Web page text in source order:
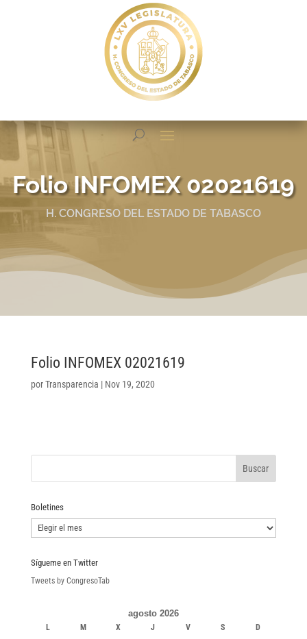
Folio INFOMEX 02021619
H. CONGRESO DEL ESTADO DE TABASCO
Folio INFOMEX 02021619
porTransparencia | Nov 19, 2020
Boletines
Boletines
Sígueme en Twitter
Tweets by CongresoTab
agosto 2026
L M X J V S
D